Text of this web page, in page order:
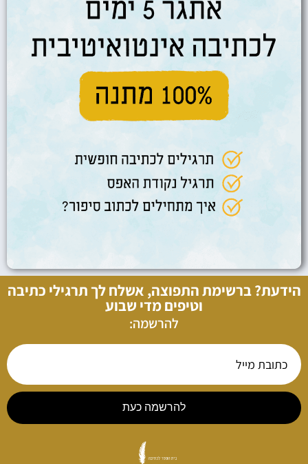
הידעת? ברשימת התפוצה, אשלח לך תרגילי כתיבה
וטיפים מדי שבוע
להרשמה:
להרשמה כעת